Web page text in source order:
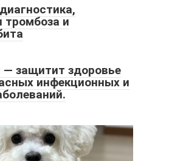
тромбоза и
— защитит здоровье
инфекционных и